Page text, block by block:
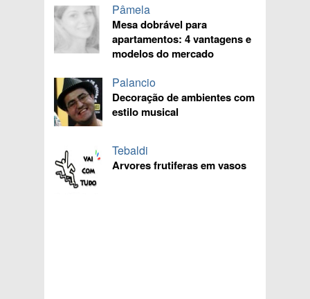
Pâmela
Mesa dobrável para
apartamentos: 4 vantagens e
modelos do mercado
Palancio
Decoração de ambientes com
estilo musical
Tebaldi
Arvores frutiferas em vasos